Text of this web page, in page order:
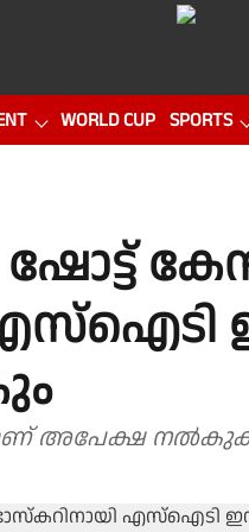
WORLD CUP SPORTS
അപേക്ഷ